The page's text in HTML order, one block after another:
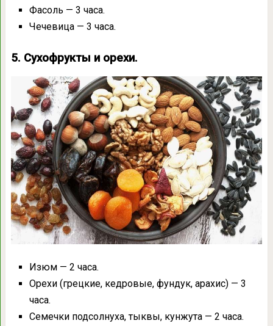
Фасоль — 3 часа.
Чечевица — 3 часа.
5. Сухофрукты и орехи.
Изюм — 2 часа.
Орехи (грецкие, кедровые, фундук, арахис) — 3
часа.
Семечки подсолнуха, тыквы, кунжута — 2 часа.